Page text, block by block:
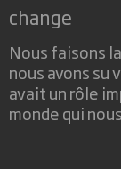
change
Nous faisons
nous avons su
avait un rôle
monde qui